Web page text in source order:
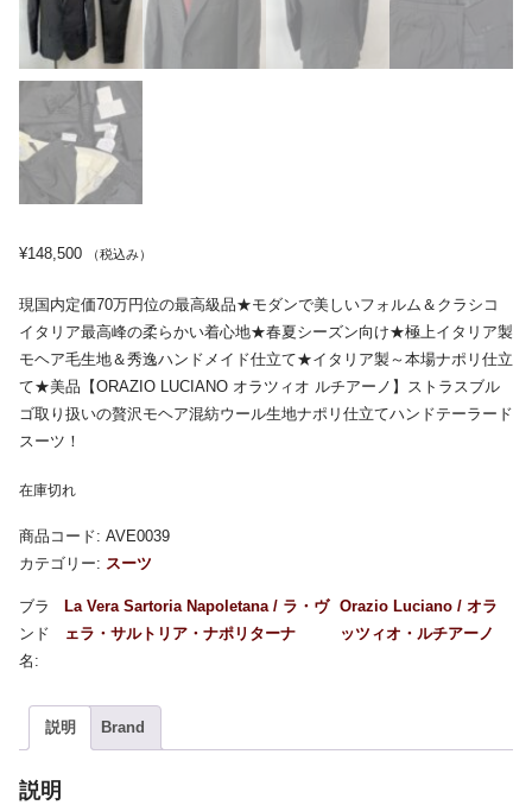
¥148,500 （税込み）
現国内定価70万円位の最高級品★モダンで美しいフォルム＆クラシコ
イタリア最高峰の柔らかい着心地★春夏シーズン向け★極上イタリア製
モヘア毛生地＆秀逸ハンドメイド仕立て★イタリア製～本場ナポリ仕立
て★美品【ORAZIO LUCIANO オラツィオ ルチアーノ】ストラスブル
ゴ取り扱いの贅沢モヘア混紡ウール生地ナポリ仕立てハンドテーラード
スーツ！
在庫切れ
商品コード: AVE0039
カテゴリー: スーツ
La Vera Sartoria Napoletana / ラ・ヴ
ェラ・サルトリア・ナポリターナ
Orazio Luciano / オラ
ッツィオ・ルチアーノ
説明 Brand
説明